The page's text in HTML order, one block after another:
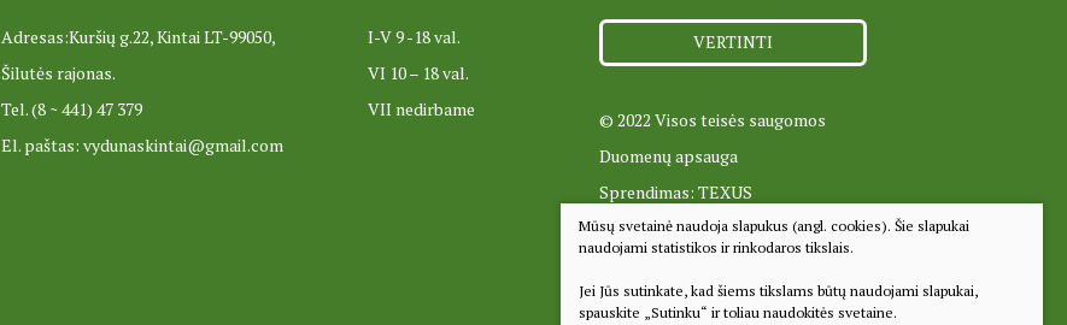
Adresas:Kuršių g.22, Kintai LT-99050,
Šilutės rajonas.
Tel. (8 ~ 441) 47 379
El. paštas: vydunaskintai@gmail.com
I-V 9 -18 val.
VI 10 – 18 val.
VII nedirbame
VERTINTI
© 2022 Visos teisės saugomos
Duomenų apsauga
Sprendimas:TEXUS
Mūsų svetainė naudoja slapukus (angl. cookies). Šie slapukai
naudojami statistikos ir rinkodaros tikslais.
Jei Jūs sutinkate, kad šiems tikslams būtų naudojami slapukai,
spauskite „Sutinku“ ir toliau naudokitės svetaine.